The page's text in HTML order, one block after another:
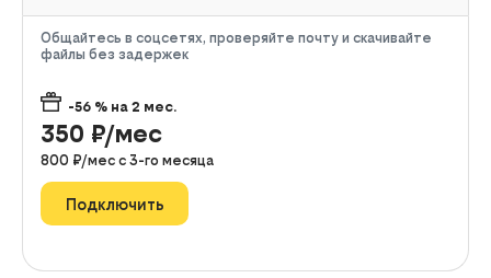
Общайтесь в соцсетях, проверяйте почту и скачивайте
файлы без задержек
-56 % на 2 мес.
350 ₽/мес
800 ₽/мес с 3-го месяца
Подключить